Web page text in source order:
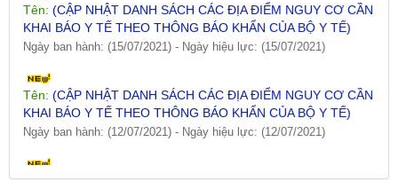
Ngày ban hành: (15/07/2021) -Ngày hiệu lực: (15/07/2021)
KHAI BÁO Y TẾ THEO THÔNG BÁO KHẨN CỦA BỘ Y TẾ)
Ngày ban hành: (12/07/2021) -Ngày hiệu lực: (12/07/2021)
KHAI BÁO Y TẾ THEO THÔNG BÁO KHẨN CỦA BỘ Y TẾ)
Ngày ban hành: (09/07/2021) -Ngày hiệu lực: (09/07/2021)